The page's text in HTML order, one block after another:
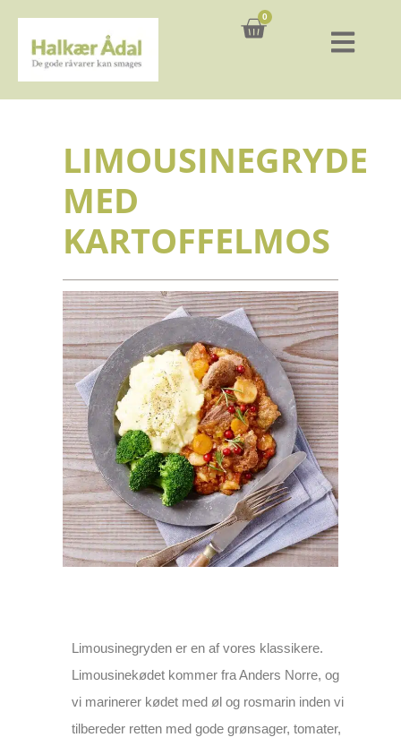
0
Kurv
LIMOUSINEGRYDE
MED
KARTOFFELMOS
Limousinegryden er en af vores klassikere.
Limousinekødet kommer fra Anders Norre, og
vi marinerer kødet med øl og rosmarin inden vi
tilbereder retten med gode grønsager, tomater,